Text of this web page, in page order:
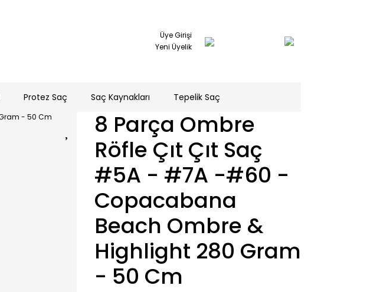
Üye Girişi
Yeni Üyelik
Protez Saç Saç Kaynakları Tepelik Saç
8 Parça Ombre
Röfle Çıt Çıt Saç
#5A - #7A -#60 -
Copacabana
Beach Ombre &
Highlight 280 Gram
- 50 Cm